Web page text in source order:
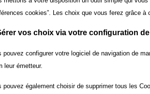
cookies”. Les choix que vous ferez grâce
vos choix via votre configuration
pouvez configurer votre logiciel de navigation de
leur émetteur.
pouvez également choisir de supprimer tous les